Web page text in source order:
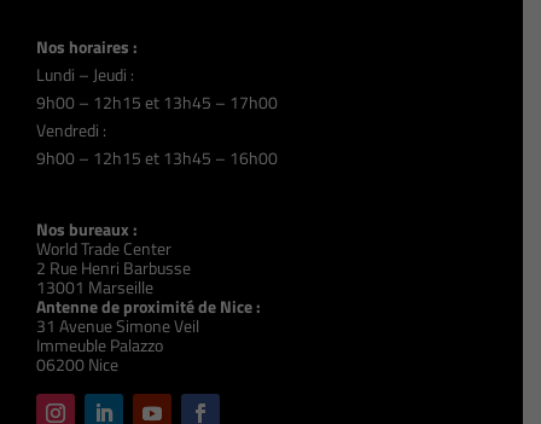
Nos horaires :
Lundi – Jeudi :
9h00 – 12h15 et 13h45 – 17h00
Vendredi :
9h00 – 12h15 et 13h45 – 16h00
Nos bureaux :
World Trade Center
2 Rue Henri Barbusse
13001 Marseille
Antenne de proximité de Nice :
31 Avenue Simone Veil
Immeuble Palazzo
06200 Nice